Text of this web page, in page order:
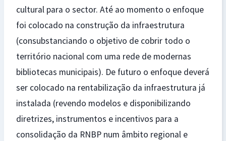
cultural para o sector. Até ao momento o enfoque
foi colocado na construção da infraestrutura
(consubstanciando o objetivo de cobrir todo o
território nacional com uma rede de modernas
bibliotecas municipais). De futuro o enfoque deverá
ser colocado na rentabilização da infraestrutura já
instalada (revendo modelos e disponibilizando
diretrizes, instrumentos e incentivos para a
consolidação da RNBP num âmbito regional e